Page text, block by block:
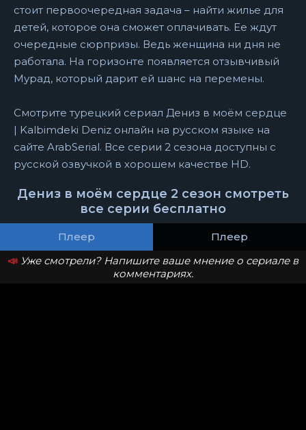
стоит первоочередная задача – найти жилье для
детей, которое она сможет оплачивать. Ее ждут
очередные сюрпризы. Ведь женщина ни дня не
работала. На горизонте появляется отзывчивый
Мурад, который дарит ей шанс на перемены.
Смотрите турецкий сериал Дениз в моём сердце
| Kalbimdeki Deniz онлайн на русском языке на
сайте ArabSerial. Все серии 2 сезона доступны с
русской озвучкой в хорошем качестве HD.
Дениз в моём сердце 2 сезон смотреть
все серии бесплатно
Плеер
Плеер
📣 Уже смотрели? Напишите ваше мнение о сериале в
комментариях.